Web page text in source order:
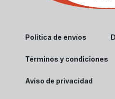
Política de envíos
Términos y condiciones
Aviso de privacidad